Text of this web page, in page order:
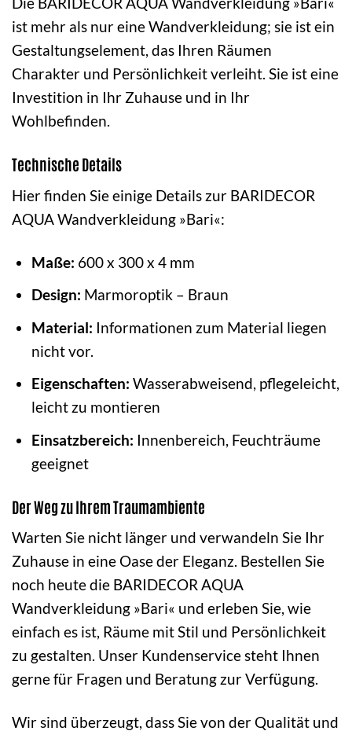
ist mehr als nur eine Wandverkleidung; sie ist ein
Gestaltungselement, das Ihren Räumen
Charakter und Persönlichkeit verleiht. Sie ist eine
Investition in Ihr Zuhause und in Ihr
Wohlbefinden.
Technische Details
Hier finden Sie einige Details zur BARIDECOR
AQUA Wandverkleidung »Bari«:
Maße: 600 x 300 x 4 mm
Design: Marmoroptik – Braun
Material: Informationen zum Material liegen
nicht vor.
Eigenschaften: Wasserabweisend, pflegeleicht,
leicht zu montieren
Einsatzbereich: Innenbereich, Feuchträume
geeignet
Der Weg zu Ihrem Traumambiente
Warten Sie nicht länger und verwandeln Sie Ihr
Zuhause in eine Oase der Eleganz. Bestellen Sie
noch heute die BARIDECOR AQUA
Wandverkleidung »Bari« und erleben Sie, wie
einfach es ist, Räume mit Stil und Persönlichkeit
zu gestalten. Unser Kundenservice steht Ihnen
gerne für Fragen und Beratung zur Verfügung.
Wir sind überzeugt, dass Sie von der Qualität und